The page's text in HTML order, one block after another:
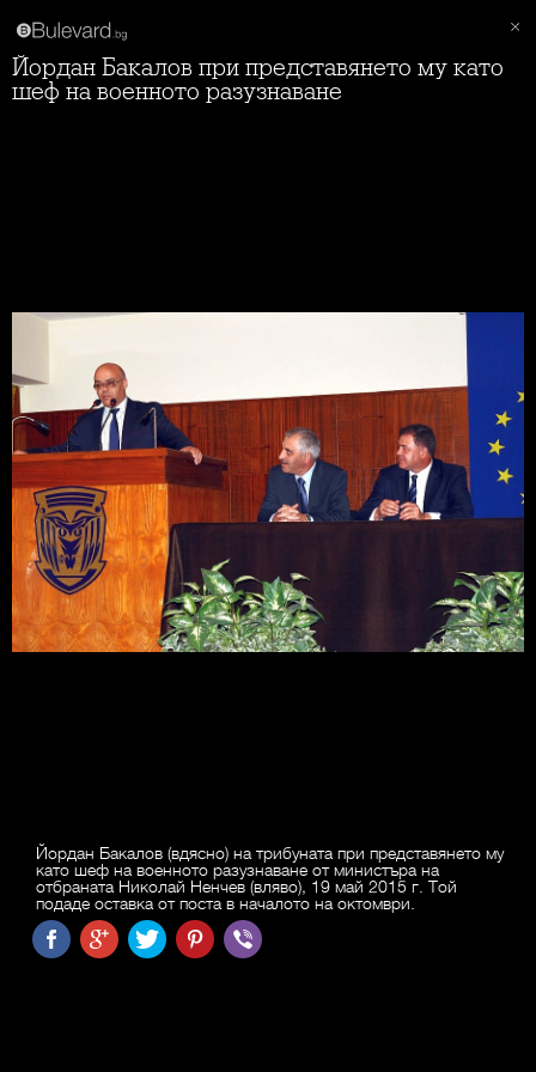
Йордан Бакалов при представянето му като
шеф на военното разузнаване
Йордан Бакалов (вдясно) на трибуната при представянето му
като шеф на военното разузнаване от министъра на
отбраната Николай Ненчев (вляво), 19 май 2015 г. Той
подаде оставка от поста в началото на октомври.